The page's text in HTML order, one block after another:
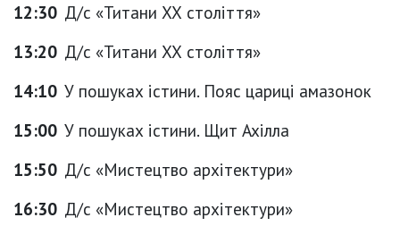
12:30 Д/с «Титани ХХ століття»
13:20 Д/с «Титани ХХ століття»
14:10 У пошуках істини. Пояс цариці амазонок
15:00 У пошуках істини. Щит Ахілла
15:50 Д/с «Мистецтво архітектури»
16:30 Д/с «Мистецтво архітектури»